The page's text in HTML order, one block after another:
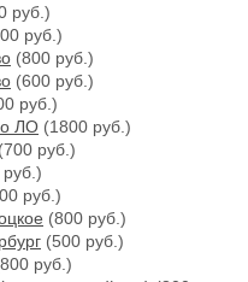
руб.)
руб.)
(800 руб.)
(600 руб.)
руб.)
ЛО (1800 руб.)
(700 руб.)
руб.)
(800 руб.)
(500 руб.)
руб.)